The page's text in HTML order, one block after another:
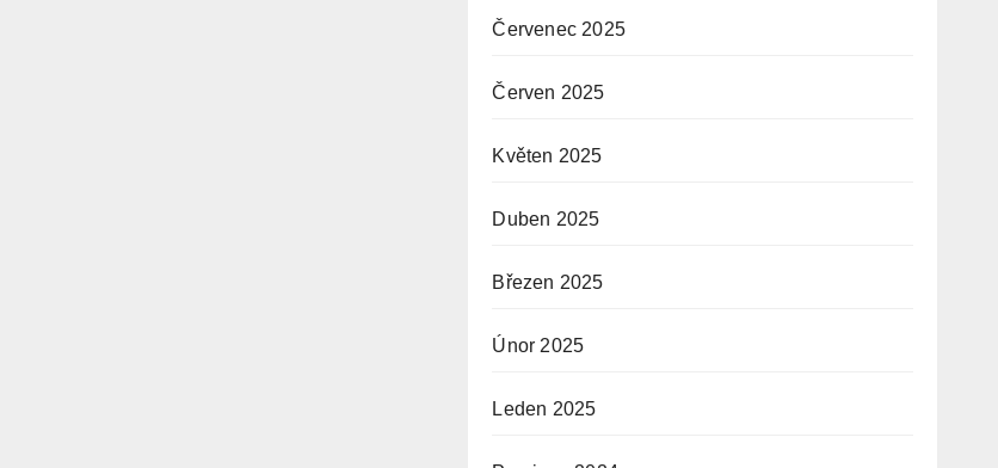
Červenec 2025
Červen 2025
Květen 2025
Duben 2025
Březen 2025
Únor 2025
Leden 2025